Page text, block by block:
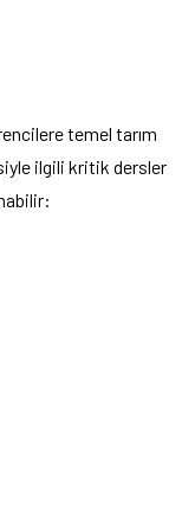
temel tarım
ilgili kritik dersler